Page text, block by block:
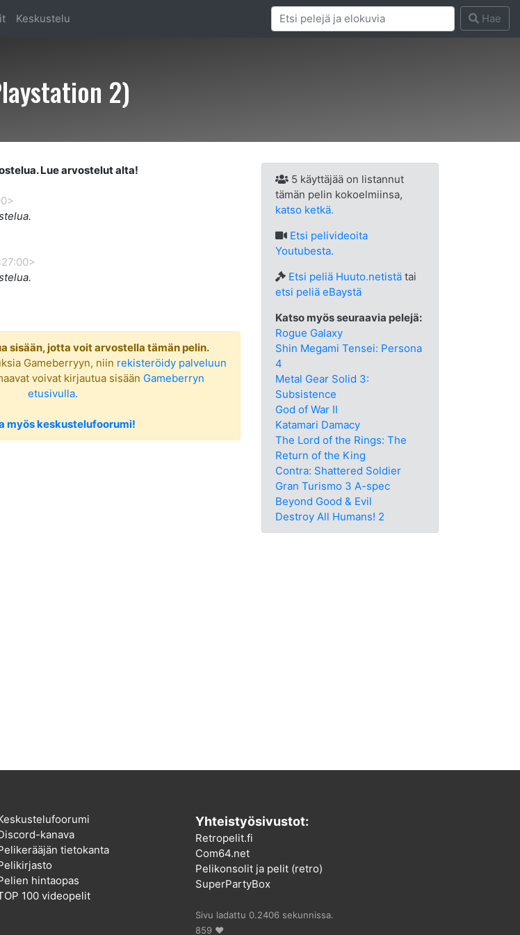
Keskustelu Hae
2)
Lue arvostelut alta!
sisään, jotta voit arvostella tämän pelin.
Gameberryyn, niin rekisteröidy palveluun
voivat kirjautua sisään Gameberryn
etusivulla.
myös keskustelufoorumi!
5 käyttäjää on listannut
tämän pelin kokoelmiinsa,
katso ketkä.
Etsi pelivideoita
Youtubesta.
Etsi peliä Huuto.netistätai
etsi peliä eBaystä
Katso myös seuraavia pelejä:
Rogue Galaxy
Shin Megami Tensei: Persona
4
Metal Gear Solid 3:
Subsistence
God of War II
Katamari Damacy
The Lord of the Rings: The
Return of the King
Contra: Shattered Soldier
Gran Turismo 3 A-spec
Beyond Good & Evil
Destroy All Humans! 2
kanava
tietokanta
hintaopas
100 videopelit
Yhteistyösivustot:
Retropelit.fi
Com64.net
Pelikonsolit ja pelit (retro)
SuperPartyBox
Sivu ladattu 0.2406 sekunnissa.
859 ♥